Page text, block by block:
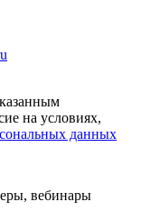
на условиях,
данных
вебинары